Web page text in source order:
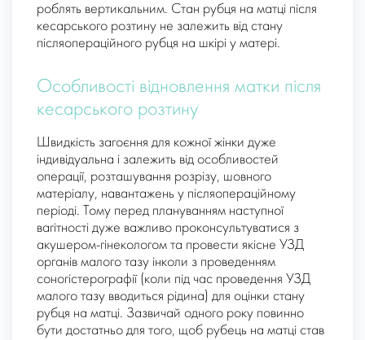
роблять вертикальним. Стан рубця на матці після
кесарського розтину не залежить від стану
післяопераційного рубця на шкірі у матері.
Особливості відновлення матки після
кесарського розтину
Швидкість загоєння для кожної жінки дуже
індивідуальна і залежить від особливостей
операції, розташування розрізу, шовного
матеріалу, навантажень у післяопераційному
періоді. Тому перед плануванням наступної
вагітності дуже важливо проконсультуватися з
акушером-гінекологом та провести якісне УЗД
органів малого тазу інколи з проведенням
соногістерографії (коли під час проведення УЗД
малого тазу вводиться рідина) для оцінки стану
рубця на матці. Зазвичай одного року повинно
бути достатньо для того, щоб рубець на матці став